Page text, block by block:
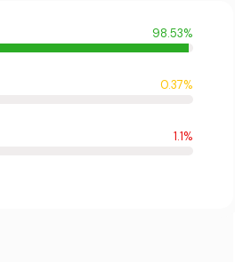
98.53%
0.37%
1.1%